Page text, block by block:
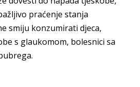
praćenje stanja
smiju konzumirati djeca,
s glaukomom, bolesnici sa